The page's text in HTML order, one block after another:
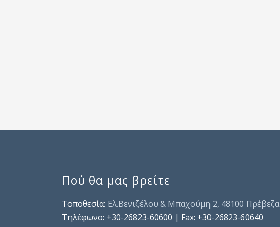
Πού θα μας βρείτε
Τοποθεσία: Ελ.Βενιζέλου & Μπαχούμη 2, 48100 Πρέβεζα
Τηλέφωνo: +30-26823-60600 | Fax: +30-26823-60640